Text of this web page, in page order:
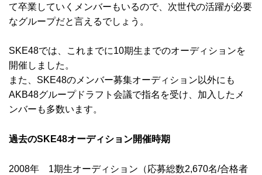
て卒業していくメンバーもいるので、次世代の活躍が必要
なグループだと言えるでしょう。
SKE48では、これまでに10期生までのオーディションを
開催しました。
また、SKE48のメンバー募集オーディション以外にも
AKB48グループドラフト会議で指名を受け、加入したメ
ンバーも多数います。
過去のSKE48オーディション開催時期
2008年 1期生オーディション（応募総数2,670名/合格者